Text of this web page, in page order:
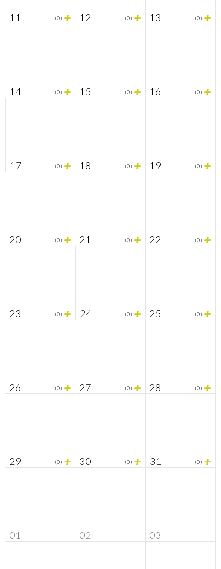
11 (0) + 12 (0) + 13 (0) +
14 (0) + 15 (0) + 16 (0) +
17 (0) + 18 (0) + 19 (0) +
20 (0) + 21 (0) + 22 (0) +
23 (0) + 24 (0) + 25 (0) +
26 (0) + 27 (0) + 28 (0) +
29 (0) + 30 (0) + 31 (0) +
01 02 03